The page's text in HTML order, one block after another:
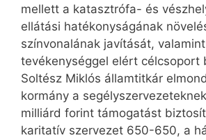
mellett a katasztrófa- és
ellátási hatékonyságának
színvonalának javítását,
tevékenységgel elért célcsoport
Soltész Miklós államtitkár
kormány a
milliárd forint támogatást
karitatív szervezet 650-650, a